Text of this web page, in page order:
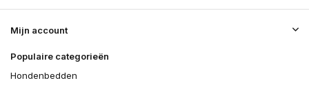
Mijn account
Populaire categorieën
Hondenbedden